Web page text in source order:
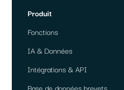
Produit
Fonctions
IA & Données
Intégrations & API
Base de données brevets